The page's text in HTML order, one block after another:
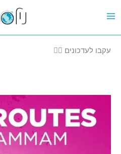
לתוכן
עקבו לעדכונים 👈🏽